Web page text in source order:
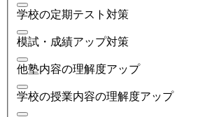
学校の定期テスト対策
模試・成績アップ対策
他塾内容の理解度アップ
学校の授業内容の理解度アップ